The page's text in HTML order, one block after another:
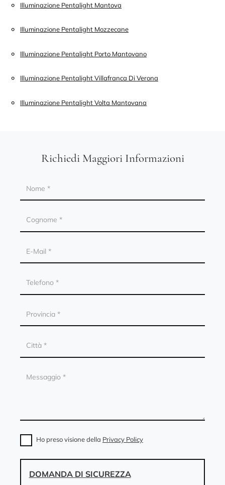
Illuminazione Pentalight Mantova
Illuminazione Pentalight Mozzecane
Illuminazione Pentalight Porto Mantovano
Illuminazione Pentalight Villafranca Di Verona
Illuminazione Pentalight Volta Mantovana
Richiedi Maggiori Informazioni
Ho preso visione della Privacy Policy
DOMANDA DI SICUREZZA